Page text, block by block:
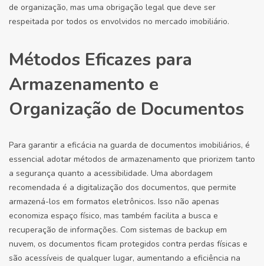
de organização, mas uma obrigação legal que deve ser
respeitada por todos os envolvidos no mercado imobiliário.
Métodos Eficazes para
Armazenamento e
Organização de Documentos
Para garantir a eficácia na guarda de documentos imobiliários, é
essencial adotar métodos de armazenamento que priorizem tanto
a segurança quanto a acessibilidade. Uma abordagem
recomendada é a digitalização dos documentos, que permite
armazená-los em formatos eletrônicos. Isso não apenas
economiza espaço físico, mas também facilita a busca e
recuperação de informações. Com sistemas de backup em
nuvem, os documentos ficam protegidos contra perdas físicas e
são acessíveis de qualquer lugar, aumentando a eficiência na